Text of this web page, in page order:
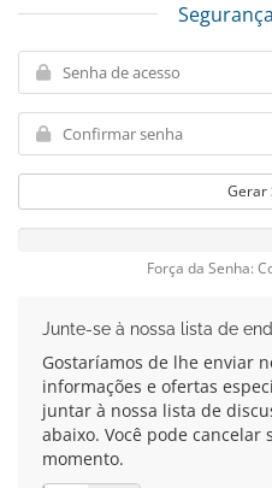
Gerar
Força da Senha:
Junte-se à nossa lista de
Gostaríamos de lhe enviar
informações e ofertas
juntar à nossa lista de
abaixo. Você pode
momento.